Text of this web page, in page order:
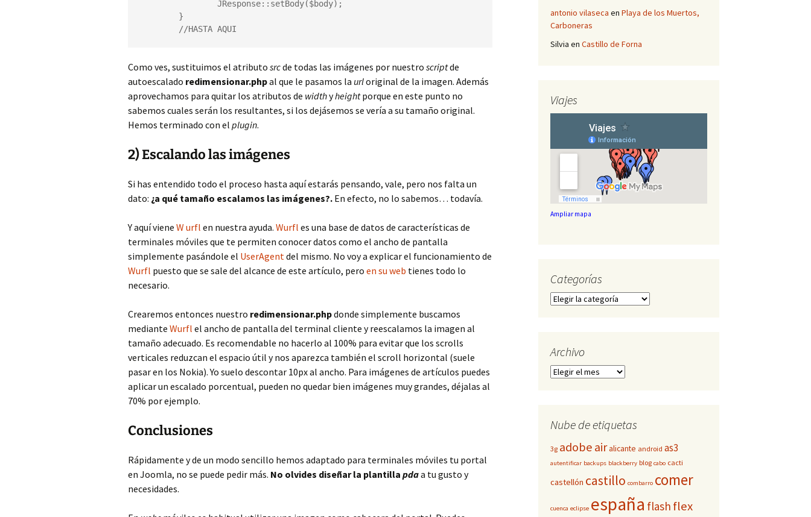
	//HASTA AQUI
Como ves, sustituimos el atributo srcde todas las imágenes por nuestro scriptde
autoescalado redimensionar.phpal que le pasamos la urloriginal de la imagen. Además
aprovechamos para quitar los atributos de widthyheightporque en este punto no
sabemos cuales serán los resultantes, si los dejásemos se vería a su tamaño original.
Hemos terminado con el plugin.
2) Escalando las imágenes
Si has entendido todo el proceso hasta aquí estarás pensando, vale, pero nos falta un
dato: ¿a qué tamaño escalamos las imágenes?. En efecto, no lo sabemos… todavía.
Y aquí viene W urfl en nuestra ayuda. Wurfl es una base de datos de características de
terminales móviles que te permiten conocer datos como el ancho de pantalla
simplemente pasándole el UserAgentdel mismo. No voy a explicar el funcionamiento de
Wurfl puesto que se sale del alcance de este artículo, pero en su web tienes todo lo
necesario.
Crearemos entonces nuestro redimensionar.phpdonde simplemente buscamos
mediante Wurfl el ancho de pantalla del terminal cliente y reescalamos la imagen al
tamaño adecuado. Es recomendable no hacerlo al 100% para evitar que los scrolls
verticales reduzcan el espacio útil y nos aparezca también el scroll horizontal (suele
pasar en los Nokia). Yo suelo descontar 10px al ancho. Para imágenes de artículos puedes
aplicar un escalado porcentual, pueden no quedar bien imágenes muy grandes, déjalas al
70% por ejemplo.
Conclusiones
Rápidamente y de un modo sencillo hemos adaptado para terminales móviles tu portal
en Joomla, no se puede pedir más. No olvides diseñar la plantilla pdaa tu gusto y
necesidades.
antonio vilaseca en Playa de los Muertos,
Carboneras
Silvia en Castillo de Forna
Viajes
Ampliar mapa
Categorías
Categorías
Archivo
Archivo
Nube de etiquetas
3g adobe airalicante android as3
autentificar backups blackberry blog cabo cacti
castellón castillo combarro comer
cuenca eclipse españa flash flex